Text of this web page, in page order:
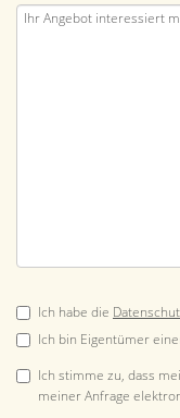
Ich habe die
Ich bin Eigentümer
Ich stimme zu, dass
meiner Anfrage